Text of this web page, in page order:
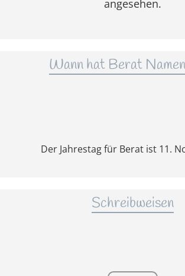
angesehen.
Wann hat Berat
Der Jahrestag für Berat ist 11.
Schreibweisen